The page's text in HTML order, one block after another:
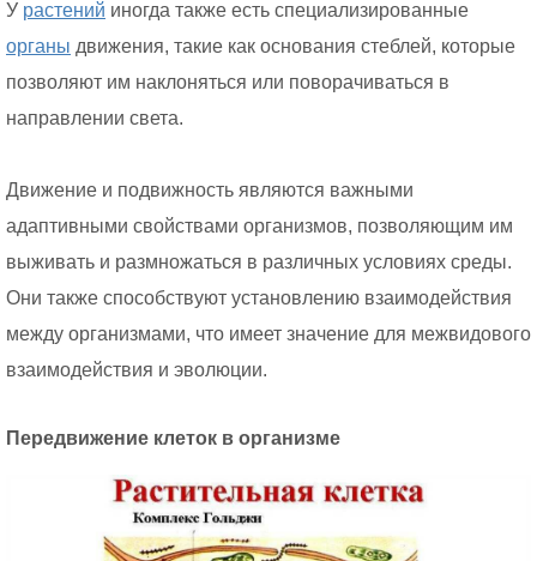
У растений иногда также есть специализированные
органы движения, такие как основания стеблей, которые
позволяют им наклоняться или поворачиваться в
направлении света.
Движение и подвижность являются важными
адаптивными свойствами организмов, позволяющим им
выживать и размножаться в различных условиях среды.
Они также способствуют установлению взаимодействия
между организмами, что имеет значение для межвидового
взаимодействия и эволюции.
Передвижение клеток в организме